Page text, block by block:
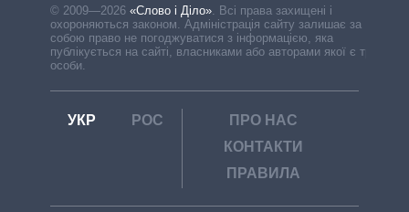
© 2009—2026 «Слово і Діло». Всі права захищені і
охороняються законом. Адміністрація сайту залишає за
собою право не погоджуватися з інформацією, яка
публікується на сайті, власниками або авторами якої є треті
особи.
УКР РОС
ПРО НАС
КОНТАКТИ
ПРАВИЛА